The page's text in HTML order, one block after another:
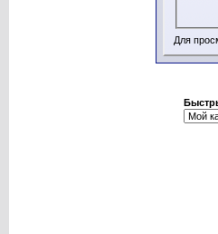
Для